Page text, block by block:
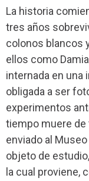
La historia
tres años
colonos blancos
ellos como
internada en
obligada a ser
experimentos
tiempo muere
enviado al
objeto de
la cual proviene,